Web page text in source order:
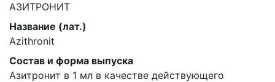
АЗИТРОНИТ
Название (лат.)
Azithronit
Состав и форма выпуска
Азитронит в 1 мл в качестве действующего